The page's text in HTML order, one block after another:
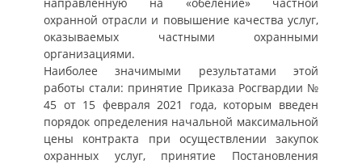
охранной отрасли и повышение качества услуг,
оказываемых частными охранными
организациями.
Наиболее значимыми результатами этой
работы стали: принятие Приказа Росгвардии №
45 от 15 февраля 2021 года, которым введен
порядок определения начальной максимальной
цены контракта при осуществлении закупок
охранных услуг, принятие Постановления